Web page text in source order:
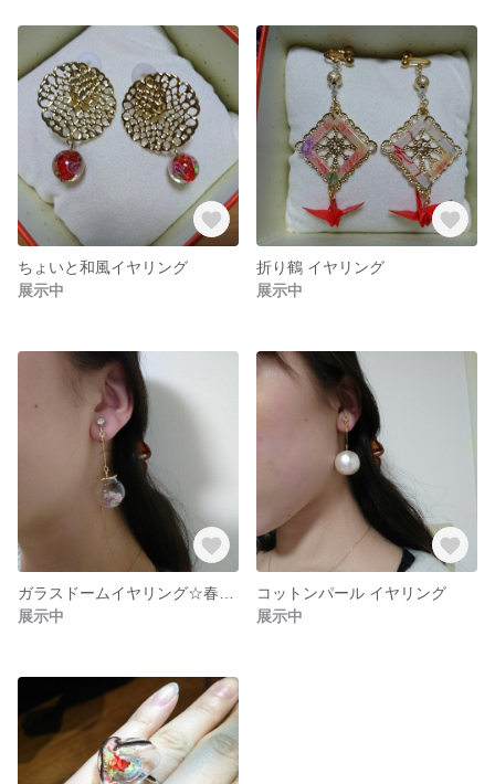
ちょいと和風イヤリング
展示中
折り鶴 イヤリング
展示中
展示中
コットンパール イヤリング
展示中